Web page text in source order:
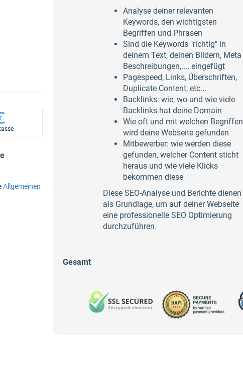
Allgemeinen
Analyse deiner relevanten
Keywords, den wichtigsten
Begriffen und Phrasen
Sind die Keywords "richtig" in
deinem Text, deinen Bildern, Meta
Beschreibungen,.... eingefügt
Pagespeed, Links, Überschriften,
Duplicate Content, etc...
Backlinks: wie, wo und wie viele
Backlinks hat deine Domain
Wie oft und mit welchen Begriffen
wird deine Webseite gefunden
Mitbewerber: wie werden diese
gefunden, welcher Content sticht
heraus und wie viele Klicks
bekommen diese
Diese SEO-Analyse und Berichte dienen
als Grundlage, um auf deiner Webseite
eine professionelle SEO Optimierung
durchzuführen.
Gesamt